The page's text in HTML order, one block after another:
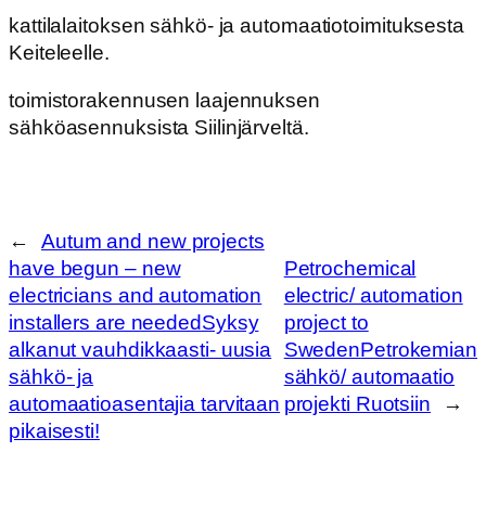
kattilalaitoksen sähkö- ja automaatiotoimituksesta
Keiteleelle.
toimistorakennusen laajennuksen
sähköasennuksista Siilinjärveltä.
←
Autum and new projects
have begun – new
electricians and automation
installers are neededSyksy
alkanut vauhdikkaasti- uusia
sähkö- ja
automaatioasentajia tarvitaan
pikaisesti!
Petrochemical
electric/ automation
project to
SwedenPetrokemian
sähkö/ automaatio
projekti Ruotsiin
→